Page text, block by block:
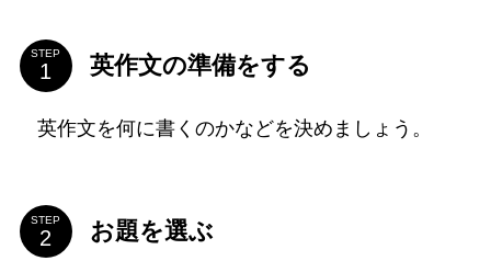
STEP 英作文の準備をする
英作文を何に書くのかなどを決めましょう。
STEP お題を選ぶ